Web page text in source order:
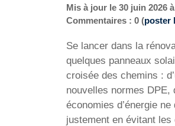
Mis à jour le 30 juin 2026
Commentaires : 0 (poster
Se lancer dans la
quelques panneaux
croisée des chemins :
nouvelles normes
économies d’énergie
justement en évitant